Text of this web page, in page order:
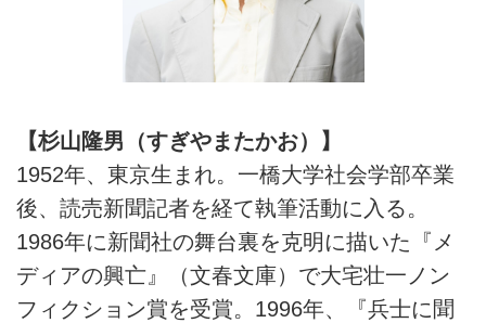
【杉山隆男（すぎやまたかお）】
1952年、東京生まれ。一橋大学社会学部卒業
後、読売新聞記者を経て執筆活動に入る。
1986年に新聞社の舞台裏を克明に描いた『メ
ディアの興亡』（文春文庫）で大宅壮一ノン
フィクション賞を受賞。1996年、『兵士に聞